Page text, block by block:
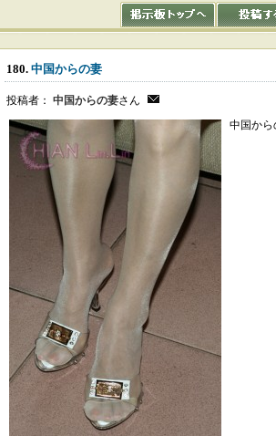
180. 中国からの妻
投稿者： 中国からの妻さん
中国から